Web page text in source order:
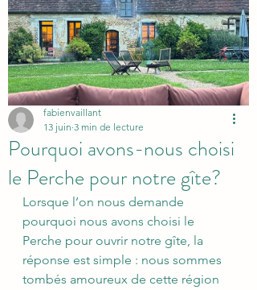
Pourquoi avons-nous choisi
le Perche pour notre gîte?
fabienvaillant
13 juin 3 min de lecture
Lorsque l’on nous demande
pourquoi nous avons choisi le
Perche pour ouvrir notre gîte, la
réponse est simple : nous sommes
tombés amoureux de cette région